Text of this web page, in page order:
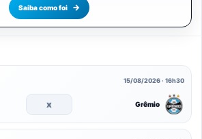
Saiba como foi
15/08/2026 · 16h30
x Grêmio